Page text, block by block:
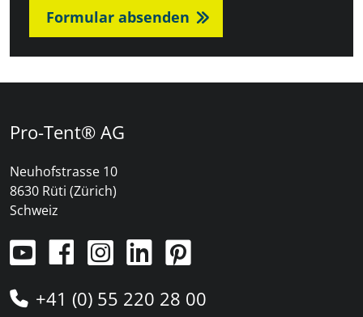
Formular absenden
Pro-Tent® AG
Neuhofstrasse 10
8630 Rüti (Zürich)
Schweiz
+41 (0) 55 220 28 00